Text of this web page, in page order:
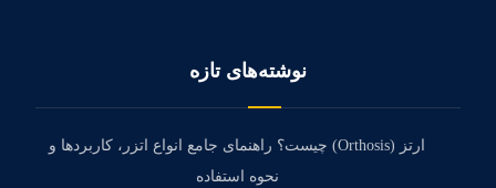
نوشته‌های تازه
ارتز (Orthosis) چیست؟ راهنمای جامع انواع اتزر، کاربردها و
نحوه استفاده